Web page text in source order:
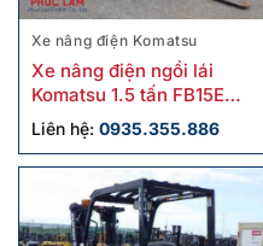
Xe nâng điện Komatsu
Xe nâng điện ngồi lái
Komatsu 1.5 tấn FB15EX-
11 cũ
Liên hệ: 0935.355.886